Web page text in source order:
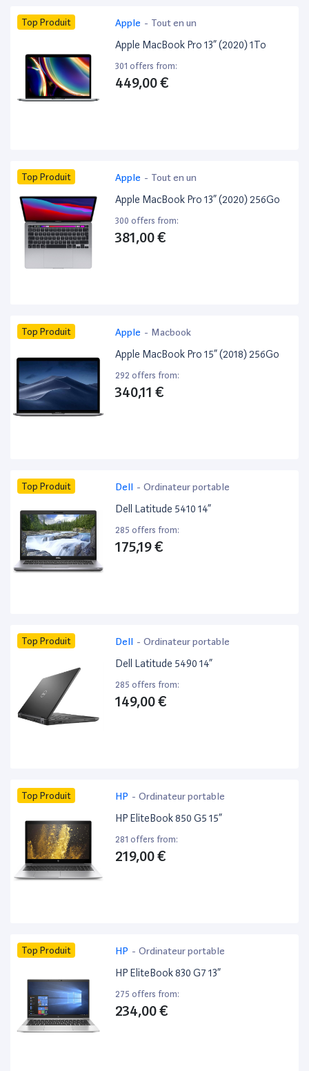
Top Produit Apple - Tout en un
Apple MacBook Pro 13” (2020) 1To
301 offers from:
449,00 €
Top Produit Apple - Tout en un
Apple MacBook Pro 13” (2020) 256Go
300 offers from:
381,00 €
Top Produit Apple - Macbook
Apple MacBook Pro 15” (2018) 256Go
292 offers from:
340,11 €
Top Produit Dell - Ordinateur portable
Dell Latitude 5410 14”
285 offers from:
175,19 €
Top Produit Dell - Ordinateur portable
Dell Latitude 5490 14”
285 offers from:
149,00 €
Top Produit HP - Ordinateur portable
HP EliteBook 850 G5 15”
281 offers from:
219,00 €
Top Produit HP - Ordinateur portable
HP EliteBook 830 G7 13”
275 offers from:
234,00 €